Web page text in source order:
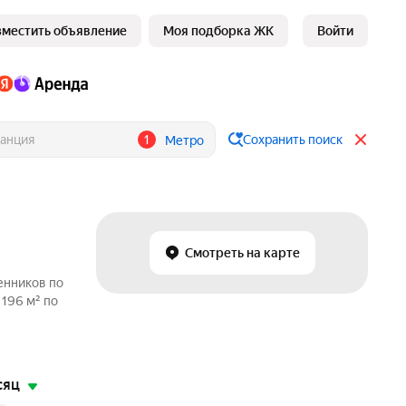
объявление Моя подборка ЖК Войти
1 Метро Сохранить поиск
Смотреть на карте
по
м² по